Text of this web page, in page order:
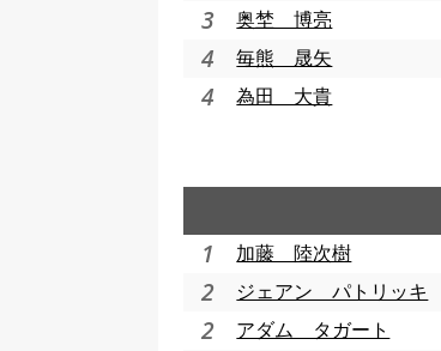
3 奥埜 博亮
4 毎熊 晟矢
4 為田 大貴
1 加藤 陸次樹
2 ジェアン パトリッキ
2 アダム タガート